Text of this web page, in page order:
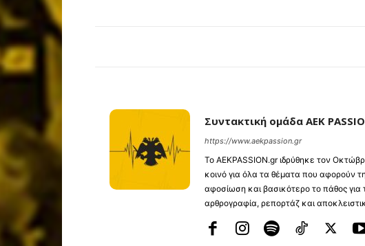
Συντακτική ομάδα AEK
https://www.aekpassion.gr
Το ⁦AEKPASSION.gr⁩ ιδρύθηκε τον
κοινό για όλα τα θέματα που αφορούν
αφοσίωση και βασικότερο το πάθος
αρθρογραφία, ρεπορτάζ και